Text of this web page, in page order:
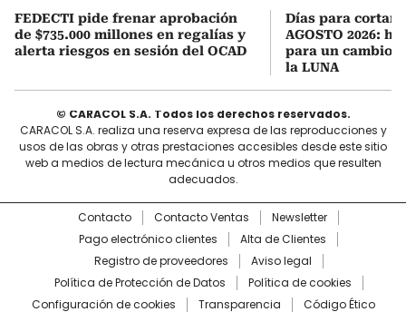
FEDECTI pide frenar aprobación
de $735.000 millones en regalías y
alerta riesgos en sesión del OCAD
Días para
AGOSTO 2026:
para un cambio
la LUNA
© CARACOL S.A. Todos los derechos reservados.
CARACOL S.A. realiza una reserva expresa de las reproducciones y
usos de las obras y otras prestaciones accesibles desde este sitio
web a medios de lectura mecánica u otros medios que resulten
adecuados.
Contacto Contacto Ventas
Newsletter
Pago electrónico clientes
Alta de Clientes
Registro de proveedores
Aviso legal
Política de Protección de Datos
Política de cookies
Configuración de cookies
Transparencia Código Ético